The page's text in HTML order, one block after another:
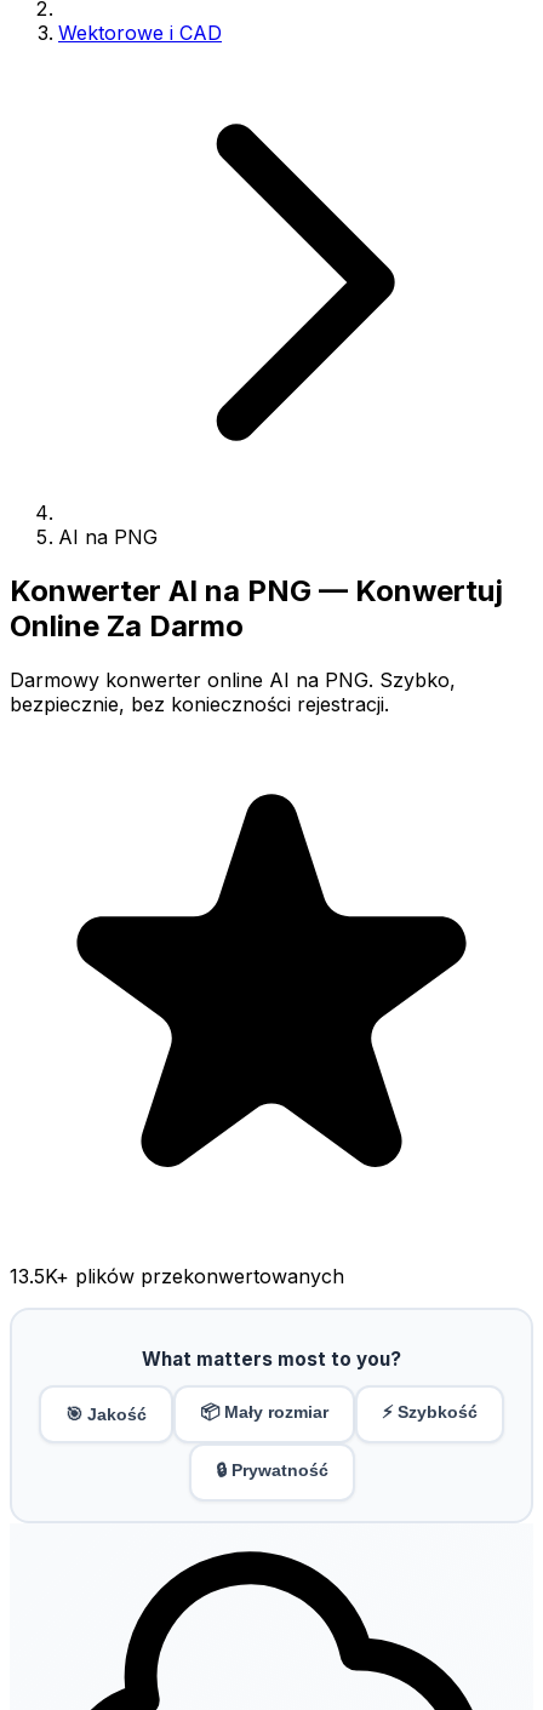
Wektorowe i CAD
AI na PNG
Konwerter AI na PNG — Konwertuj
Online Za Darmo
Darmowy konwerter online AI na PNG. Szybko,
bezpiecznie, bez konieczności rejestracji.
13.5K+ plików przekonwertowanych
What matters most to you?
🎯 Jakość 📦 Mały rozmiar ⚡ Szybkość
🔒 Prywatność